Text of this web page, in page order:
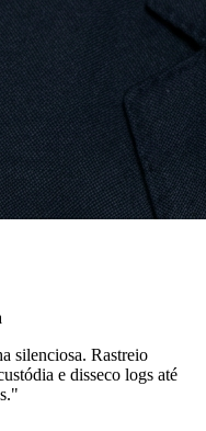
silenciosa. Rastreio
e disseco logs até